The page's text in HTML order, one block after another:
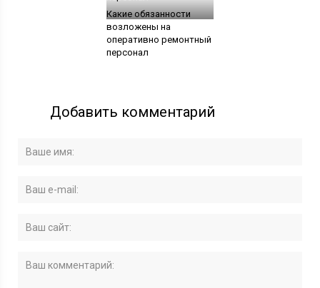
Какие обязанности
возложены на
оперативно ремонтный
персонал
Добавить комментарий